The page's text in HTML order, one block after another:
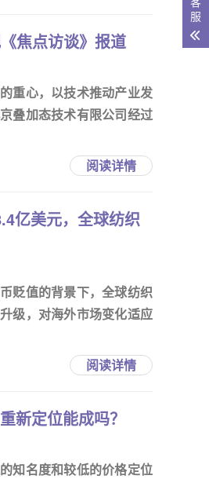
焦点访谈》报道
重心，以技术推动产业发
叠加态技术有限公司经过
阅读详情
亿美元，全球纺织
贬值的背景下，全球纺织
级，对海外市场变化适应
阅读详情
新定位能成吗？
知名度和较低的价格定位
服